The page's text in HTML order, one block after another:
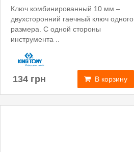
Ключ комбинированный 10 мм –
двухсторонний гаечный ключ одного
размера. С одной стороны
инструмента ..
134 грн В корзину